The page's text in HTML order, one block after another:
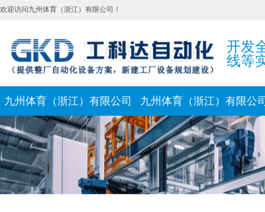
九州体育（浙江）有限公司 九州体育（浙江）有限公
新闻动态 联系我们
欢迎访问九州体育（浙江）有限公司！
开发
线等